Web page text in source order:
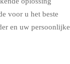
voor u het beste
en uw persoonlijke